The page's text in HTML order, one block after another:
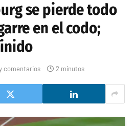
se pierde todo
en el codo;
comentarios 2 minutos